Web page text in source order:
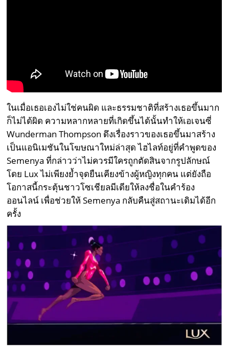
ในเมื่อเธอเองไม่ใช่คนผิด และธรรมชาติที่สร้างเธอขึ้นมาก
ก็ไม่ได้ผิด ความหลากหลายที่เกิดขึ้นได้นั้นทำให้เอเจนซี่
Wunderman Thompson ดึงเรื่องราวของเธอขึ้นมาสร้าง
เป็นแอนิเมชันในโฆษณาใหม่ล่าสุด ไฮไลท์อยู่ที่คำพูดของ
Semenya ที่กล่าวว่าไม่ควรมีใครถูกตัดสินจากรูปลักษณ์
โดย Lux ไม่เพียงย้ำจุดยืนเคียงข้างผู้หญิงทุกคน แต่ยังถือ
โอกาสนี้กระตุ้นชาวโซเชียลมีเดียให้ลงชื่อในคำร้อง
ออนไลน์ เพื่อช่วยให้ Semenya กลับคืนสู่สถานะเดิมได้อีก
ครั้ง